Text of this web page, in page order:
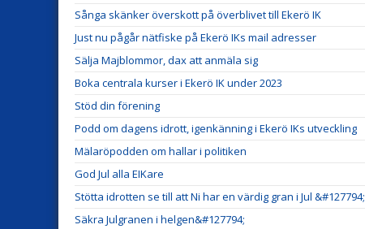
Sånga skänker överskott på överblivet till Ekerö IK
Just nu pågår nätfiske på Ekerö IKs mail adresser
Sälja Majblommor, dax att anmäla sig
Boka centrala kurser i Ekerö IK under 2023
Stöd din förening
Podd om dagens idrott, igenkänning i Ekerö IKs utveckling
Mälaröpodden om hallar i politiken
God Jul alla EIKare
Stötta idrotten se till att Ni har en värdig gran i Jul &#127794;
Säkra Julgranen i helgen&#127794;